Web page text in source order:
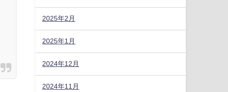
2025年2月
2025年1月
2024年12月
2024年11月